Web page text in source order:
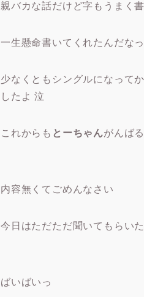
親バカな話だけど字もうまく
一生懸命書いてくれたんだな
少なくともシングルになって
したよ 泣
これからも とーちゃんがんば
内容無くてごめんなさい
今日はただただ聞いてもらい
ばいばいっ